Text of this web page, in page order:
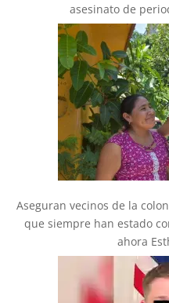
asesinato de
Aseguran vecinos de la
que siempre han estado
ahora